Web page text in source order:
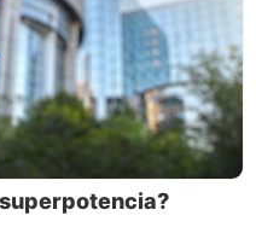
superpotencia?